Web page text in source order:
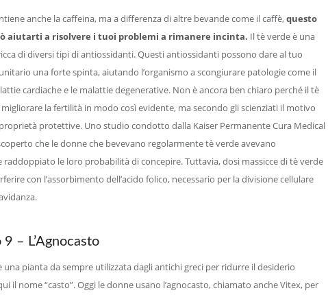
anche la caffeina, ma a differenza di altre bevande come il caffè,questo
aiutarti a risolvere i tuoi problemi a rimanere incinta. Il tè verde è una
di diversi tipi di antiossidanti. Questi antiossidanti possono dare al tuo
una forte spinta, aiutando l’organismo a scongiurare patologie come il
cardiache e le malattie degenerative. Non è ancora ben chiaro perché il tè
la fertilità in modo così evidente, ma secondo gli scienziati il motivo
protettive. Uno studio condotto dalla Kaiser Permanente Cura Medical
che le donne che bevevano regolarmente tè verde avevano
le loro probabilità di concepire. Tuttavia, dosi massicce di tè verde
con l’assorbimento dell’acido folico, necessario per la divisione cellulare
– L’Agnocasto
una pianta da sempre utilizzata dagli antichi greci per ridurre il desiderio
il nome “casto”. Oggi le donne usano l’agnocasto, chiamato anche Vitex, per